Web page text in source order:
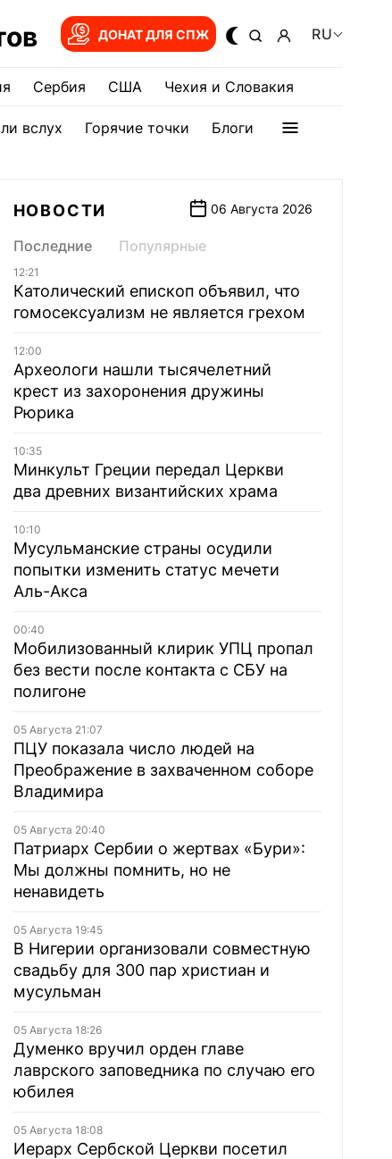
ДОНАТ ДЛЯ СПЖ RU
Сербия США Чехия и Словакия
вслух Горячие точки Блоги
НОВОСТИ 06 Августа 2026
Последние Популярные
12:21
Католический епископ объявил, что
гомосексуализм не является грехом
12:00
Археологи нашли тысячелетний
крест из захоронения дружины
Рюрика
10:35
Минкульт Греции передал Церкви
два древних византийских храма
10:10
Мусульманские страны осудили
попытки изменить статус мечети
Аль-Акса
00:40
Мобилизованный клирик УПЦ пропал
без вести после контакта с СБУ на
полигоне
05 Августа 21:07
ПЦУ показала число людей на
Преображение в захваченном соборе
Владимира
05 Августа 20:40
Патриарх Сербии о жертвах «Бури»:
Мы должны помнить, но не
ненавидеть
05 Августа 19:45
В Нигерии организовали совместную
свадьбу для 300 пар христиан и
мусульман
05 Августа 18:26
Думенко вручил орден главе
лаврского заповедника по случаю его
юбилея
05 Августа 18:08
Иерарх Сербской Церкви посетил